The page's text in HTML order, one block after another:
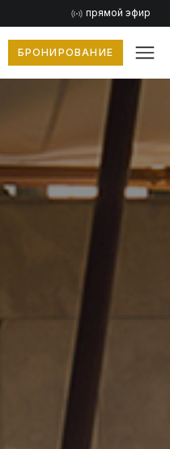
прямой эфир
БРОНИРОВАНИЕ